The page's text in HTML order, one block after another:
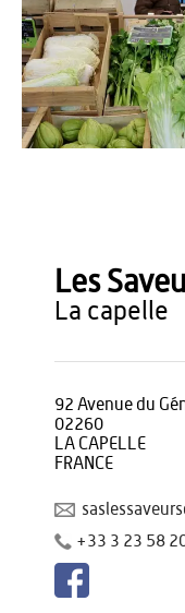
Les
la capelle
92 Avenue du
02260
LA CAPELLE
FRANCE
+33 3 23 58